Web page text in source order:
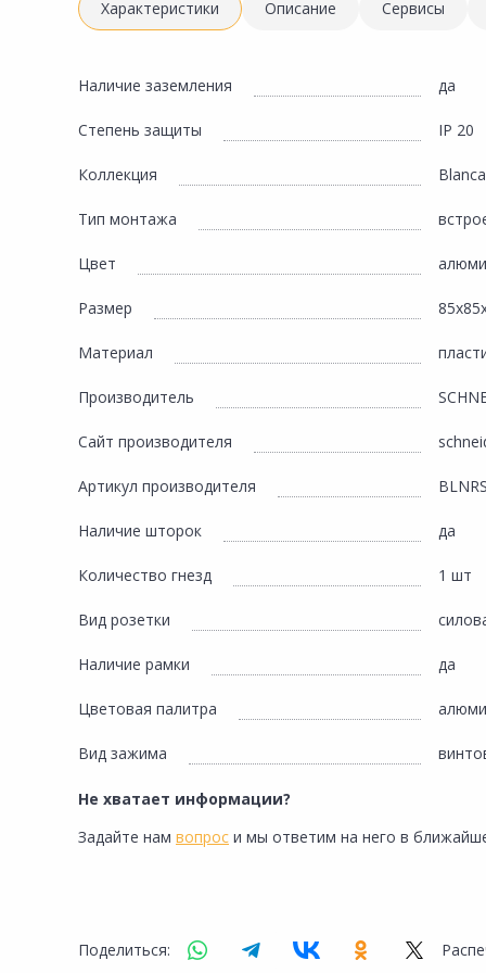
Освещение
Интерьер, текстиль, камины, оформление
окон, картины
Туризм и отдых
Автотовары
Сад и огород
Характеристики Описание Сервисы
Наличие заземления да
Степень защиты IP 20
Коллекция Blanca
Тип монтажа
Цвет
Размер
Материал
Производитель
Сайт производителя
Артикул производителя
Наличие шторок да
Количество гнезд 1 шт
Вид розетки
Наличие рамки да
Цветовая палитра
Вид зажима
Не хватает информации?
Задайте нам вопрос и мы ответим на него в
Поделиться: